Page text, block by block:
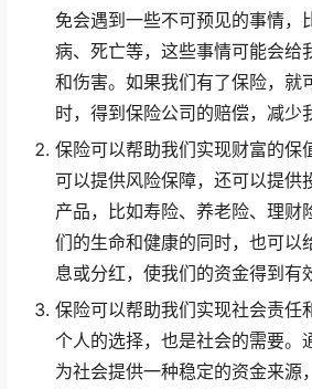
免会遇到一些不可预见的事情，
病、死亡等，这些事情可能会给
和伤害。如果我们有了保险，就
时，得到保险公司的赔偿，减少
保险可以帮助我们实现财富的保
可以提供风险保障，还可以提供
产品，比如寿险、养老险、理财
们的生命和健康的同时，也可以
息或分红，使我们的资金得到有
保险可以帮助我们实现社会责任
个人的选择，也是社会的需要。
为社会提供一种稳定的资金来源